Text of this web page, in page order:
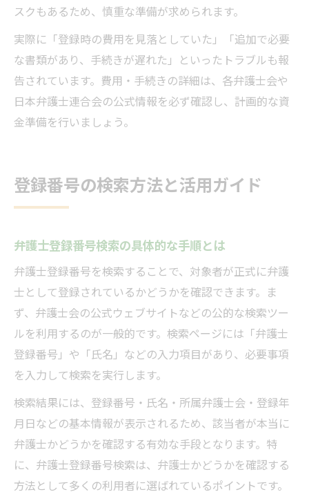
スクもあるため、慎重な準備が求められます。
実際に「登録時の費用を見落としていた」「追加で必要
な書類があり、手続きが遅れた」といったトラブルも報
告されています。費用・手続きの詳細は、各弁護士会や
日本弁護士連合会の公式情報を必ず確認し、計画的な資
金準備を行いましょう。
登録番号の検索方法と活用ガイド
弁護士登録番号検索の具体的な手順とは
弁護士登録番号を検索することで、対象者が正式に弁護
士として登録されているかどうかを確認できます。ま
ず、弁護士会の公式ウェブサイトなどの公的な検索ツー
ルを利用するのが一般的です。検索ページには「弁護士
登録番号」や「氏名」などの入力項目があり、必要事項
を入力して検索を実行します。
検索結果には、登録番号・氏名・所属弁護士会・登録年
月日などの基本情報が表示されるため、該当者が本当に
弁護士かどうかを確認する有効な手段となります。特
に、弁護士登録番号検索は、弁護士かどうかを確認する
方法として多くの利用者に選ばれているポイントです。